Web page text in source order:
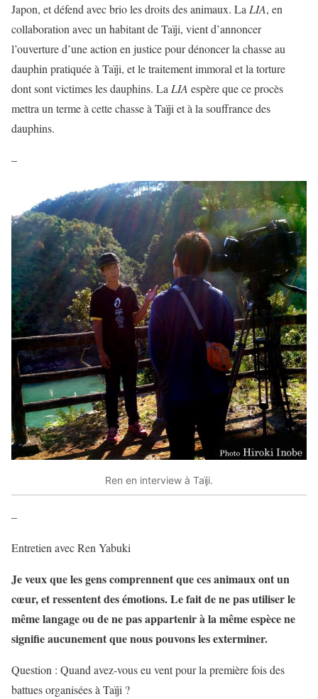
Japon, et défend avec brio les droits des animaux. La LIA, en
collaboration avec un habitant de Taïji, vient d’annoncer
l’ouverture d’une action en justice pour dénoncer la chasse au
dauphin pratiquée à Taïji, et le traitement immoral et la torture
dont sont victimes les dauphins. La LIA espère que ce procès
mettra un terme à cette chasse à Taïji et à la souffrance des
dauphins.
–
Ren en interview à Taïji.
–
Entretien avec Ren Yabuki
Je veux que les gens comprennent que ces animaux ont un
cœur, et ressentent des émotions. Le fait de ne pas utiliser le
même langage ou de ne pas appartenir à la même espèce ne
signifie aucunement que nous pouvons les exterminer.
Question : Quand avez-vous eu vent pour la première fois des
battues organisées à Taïji ?